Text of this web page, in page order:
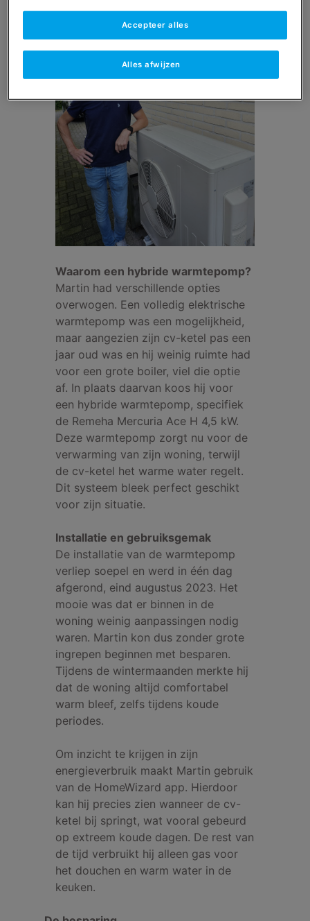
Waarom een hybride warmtepomp?
Martin had verschillende opties
overwogen. Een volledig elektrische
warmtepomp was een mogelijkheid,
maar aangezien zijn cv-ketel pas een
jaar oud was en hij weinig ruimte had
voor een grote boiler, viel die optie
af. In plaats daarvan koos hij voor
een hybride warmtepomp, specifiek
de Remeha Mercuria Ace H 4,5 kW.
Deze warmtepomp zorgt nu voor de
verwarming van zijn woning, terwijl
de cv-ketel het warme water regelt.
Dit systeem bleek perfect geschikt
voor zijn situatie.
Installatie en gebruiksgemak
De installatie van de warmtepomp
verliep soepel en werd in één dag
afgerond, eind augustus 2023. Het
mooie was dat er binnen in de
woning weinig aanpassingen nodig
waren. Martin kon dus zonder grote
ingrepen beginnen met besparen.
Tijdens de wintermaanden merkte hij
dat de woning altijd comfortabel
warm bleef, zelfs tijdens koude
periodes.
Om inzicht te krijgen in zijn
energieverbruik maakt Martin gebruik
van de HomeWizard app. Hierdoor
kan hij precies zien wanneer de cv-
ketel bij springt, wat vooral gebeurd
op extreem koude dagen. De rest van
de tijd verbruikt hij alleen gas voor
het douchen en warm water in de
keuken.
Alles afwijzen
Accepteer alles